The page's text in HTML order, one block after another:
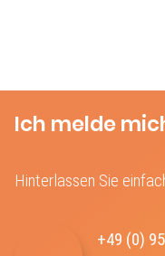
Ich melde
Hinterlassen Sie
+49 (0)